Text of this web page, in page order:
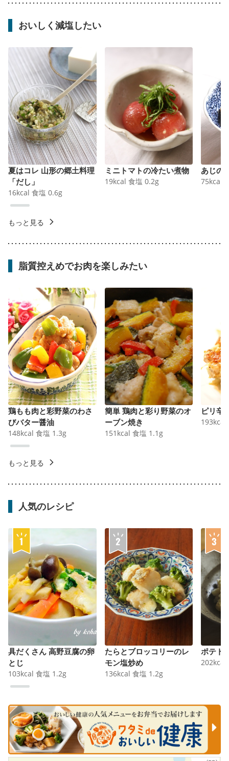
おいしく減塩したい
夏はコレ 山形の郷土料理
「だし」
16kcal 食塩 0.6g
ミニトマトの冷たい煮物
19kcal 食塩 0.2g
あじの
75kcal
もっと見る
脂質控えめでお肉を楽しみたい
鶏もも肉と彩野菜のわさ
びバター醤油
148kcal 食塩 1.3g
簡単 鶏肉と彩り野菜のオ
ーブン焼き
151 kcal 食塩 1.1 g
ピリ辛
193kcal
もっと見る
人気のレシピ
具だくさん 高野豆腐の卵
とじ
103kcal 食塩 1.2g
たらとブロッコリーのレ
モン塩炒め
136kcal 食塩 1.2g
ポテト
202kcal